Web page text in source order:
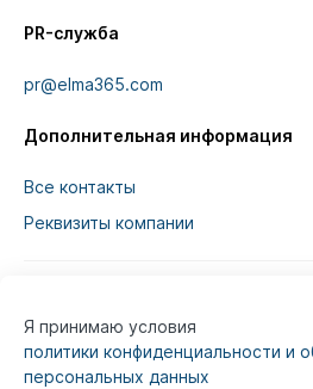
PR-служба
pr@elma365.com
Дополнительная информация
Все контакты
Реквизиты компании
Информация на сайте предназначена
Я принимаю условия
политики конфиденциальности и
персональных данных